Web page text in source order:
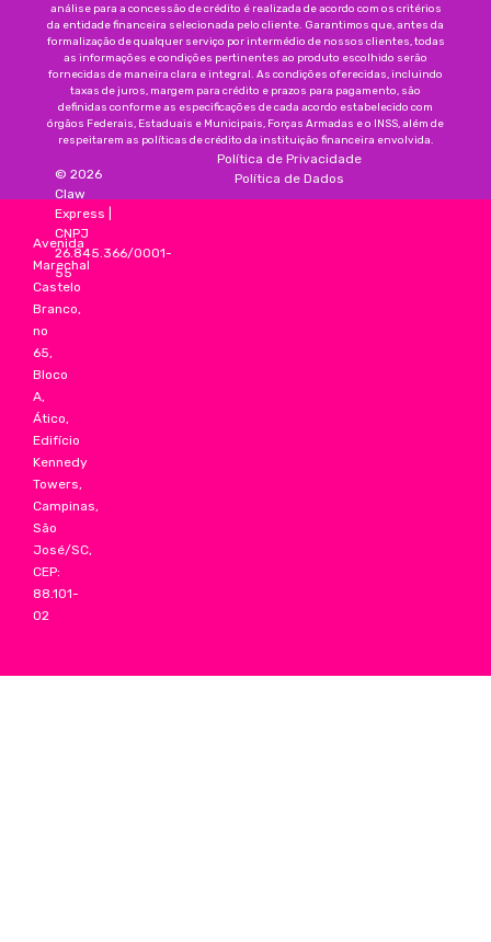
análise para a concessão de crédito é realizada de acordo com os critérios
da entidade financeira selecionada pelo cliente. Garantimos que, antes da
formalização de qualquer serviço por intermédio de nossos clientes, todas
as informações e condições pertinentes ao produto escolhido serão
fornecidas de maneira clara e integral. As condições oferecidas, incluindo
taxas de juros, margem para crédito e prazos para pagamento, são
definidas conforme as especificações de cada acordo estabelecido com
órgãos Federais, Estaduais e Municipais, Forças Armadas e o INSS, além de
respeitarem as políticas de crédito da instituição financeira envolvida.
Avenida
Marechal
Castelo
Branco,
no
65,
Bloco
A,
Ático,
Edifício
Kennedy
Towers,
Campinas,
São
José/SC,
CEP:
88.101-
02
© 2026
Claw
Express
CNPJ
26.845.366/0001-
55
Política de Privacidade
Política de Dados